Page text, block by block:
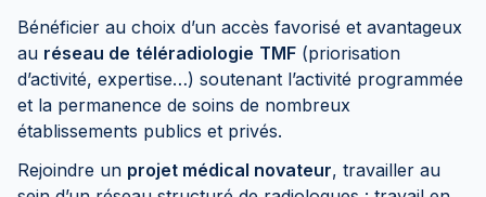
Bénéficier au choix d’un accès favorisé et avantageux
au réseau de téléradiologie TMF (priorisation
d’activité, expertise…) soutenant l’activité programmée
et la permanence de soins de nombreux
établissements publics et privés.
Rejoindre un projet médical novateur, travailler au